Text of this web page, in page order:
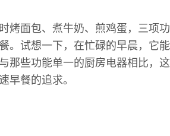
烤面包、煮牛奶、煎鸡蛋，三项
。试想一下，在忙碌的早晨，它
那些功能单一的厨房电器相比，
早餐的追求。